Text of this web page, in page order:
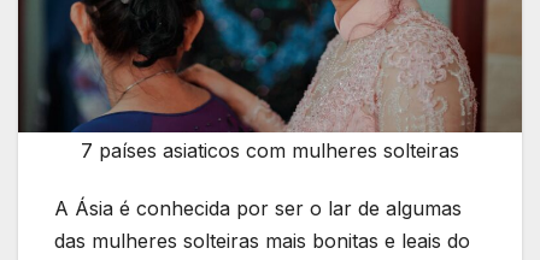
7 países asiaticos com mulheres solteiras
A Ásia é conhecida por ser o lar de algumas
das mulheres solteiras mais bonitas e leais do